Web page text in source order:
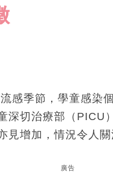
感季節，學童感染
深切治療部（PICU
見增加，情況令人關
廣告